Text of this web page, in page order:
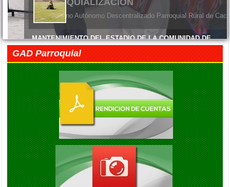
El Gobierno Autónomo Descentralizado Parroquial Rural de
MANTENIMIENTO DEL ESTADIO DE LA COMUNIDAD DE
MACHANGARA
Viernes, 05 Junio 2026 14:45
FELIZ DÍA DE LAS MADRES
Viernes, 05 Junio 2026 14:41
EXITO EN LA INAUGURACION DEL CAMPEONATO DE
FUTBOL DIE ESTRELLAS
Viernes, 05 Septiembre 2025 20:08
GAD Parroquial